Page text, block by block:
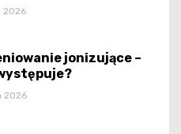
2026
jonizujące –
2026